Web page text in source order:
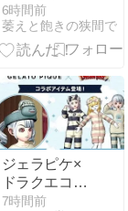
スマシーン、
サポでチャレ
ンジ！ ドラク
ラ育成 #75
6時間前
萎えと飽きの狭間で
ジェラピケ×
ドラクエコラ
ボが開始ィ！
7時間前